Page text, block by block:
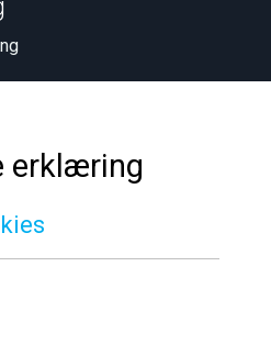
erklæring